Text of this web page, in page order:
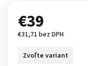
€39
€31,71 bez DPH
Zvoľte variant